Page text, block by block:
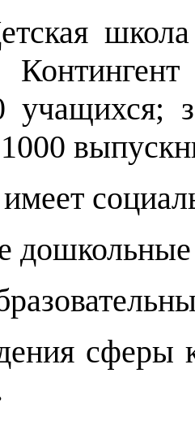
школа
учащихся;
сферы